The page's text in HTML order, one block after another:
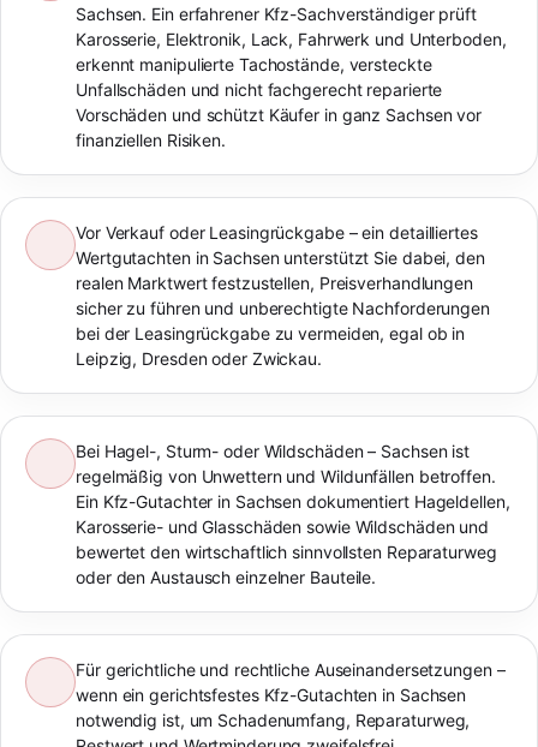
Sachsen. Ein erfahrener Kfz-Sachverständiger prüft
Karosserie, Elektronik, Lack, Fahrwerk und Unterboden,
erkennt manipulierte Tachostände, versteckte
Unfallschäden und nicht fachgerecht reparierte
Vorschäden und schützt Käufer in ganz Sachsen vor
finanziellen Risiken.
Vor Verkauf oder Leasingrückgabe – ein detailliertes
Wertgutachten in Sachsen unterstützt Sie dabei, den
realen Marktwert festzustellen, Preisverhandlungen
sicher zu führen und unberechtigte Nachforderungen
bei der Leasingrückgabe zu vermeiden, egal ob in
Leipzig, Dresden oder Zwickau.
Bei Hagel-, Sturm- oder Wildschäden – Sachsen ist
regelmäßig von Unwettern und Wildunfällen betroffen.
Ein Kfz-Gutachter in Sachsen dokumentiert Hageldellen,
Karosserie- und Glasschäden sowie Wildschäden und
bewertet den wirtschaftlich sinnvollsten Reparaturweg
oder den Austausch einzelner Bauteile.
Für gerichtliche und rechtliche Auseinandersetzungen –
wenn ein gerichtsfestes Kfz-Gutachten in Sachsen
notwendig ist, um Schadenumfang, Reparaturweg,